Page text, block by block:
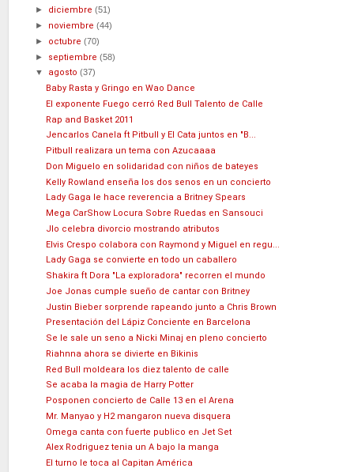
► diciembre(51)
► noviembre(44)
► octubre(70)
► septiembre(58)
▼ agosto(37)
Baby Rasta y Gringo en Wao Dance
El exponente Fuego cerró Red Bull Talento de Calle
Rap and Basket 2011
Jencarlos Canela ft Pitbull y El Cata juntos en "B...
Pitbull realizara un tema con Azucaaaa
Don Miguelo en solidaridad con niños de bateyes
Kelly Rowland enseña los dos senos en un concierto
Lady Gaga le hace reverencia a Britney Spears
Mega CarShow Locura Sobre Ruedas en Sansouci
Jlo celebra divorcio mostrando atributos
Elvis Crespo colabora con Raymond y Miguel en regu...
Lady Gaga se convierte en todo un caballero
Shakira ft Dora "La exploradora" recorren el mundo
Joe Jonas cumple sueño de cantar con Britney
Justin Bieber sorprende rapeando junto a Chris Brown
Presentación del Lápiz Conciente en Barcelona
Se le sale un seno a Nicki Minaj en pleno concierto
Riahnna ahora se divierte en Bikinis
Red Bull moldeara los diez talento de calle
Se acaba la magia de Harry Potter
Posponen concierto de Calle 13 en el Arena
Mr. Manyao y H2 mangaron nueva disquera
Omega canta con fuerte publico en Jet Set
Alex Rodriguez tenia un A bajo la manga
El turno le toca al Capitan América